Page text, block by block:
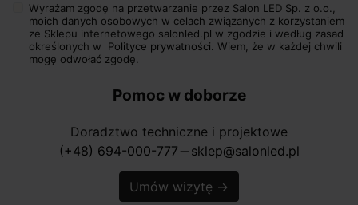
Wyrażam zgodę na przetwarzanie przez Salon LED Sp. z o.o.,
moich danych osobowych w celach związanych z korzystaniem
ze Sklepu internetowego salonled.pl w zgodzie i według zasad
określonych w Polityce prywatności. Wiem, że w każdej chwili
mogę odwołać zgodę.
Pomoc w doborze
Doradztwo techniczne i projektowe
(+48) 694-000-777 horizontal_rule sklep@salonled.pl
Umów wizytę →